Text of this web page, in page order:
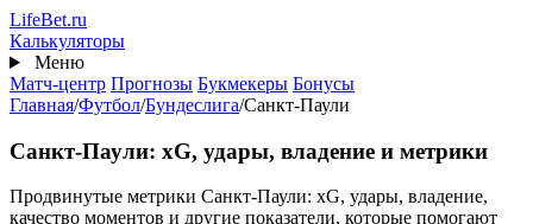
Перейти
к
основному
содержанию
LifeBet.ru
Калькуляторы
Меню
Матч-центр Прогнозы Букмекеры Бонусы
Главная/Футбол/Бундеслига/Санкт-Паули
Санкт-Паули: xG, удары, владение и метрики
Продвинутые метрики Санкт-Паули: xG, удары, владение,
качество моментов и другие показатели, которые помогают